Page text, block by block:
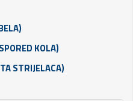
KOLA)
STRIJELACA)